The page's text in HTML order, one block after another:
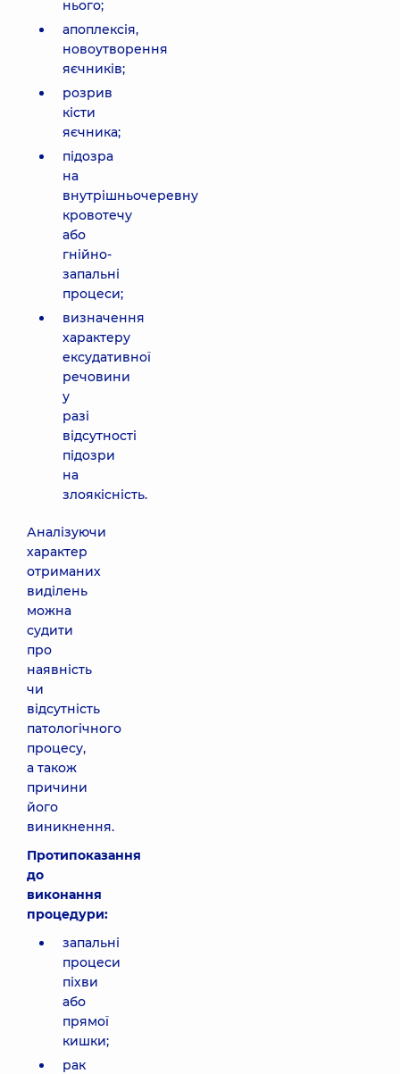
нього;
апоплексія,
новоутворення
яєчників;
розрив
кісти
яєчника;
підозра
на
внутрішньочеревну
кровотечу
або
гнійно-
запальні
процеси;
визначення
характеру
ексудативної
речовини
у
разі
відсутності
підозри
на
злоякісність.
Аналізуючи
характер
отриманих
виділень
можна
судити
про
наявність
чи
відсутність
патологічного
процесу,
а також
причини
його
виникнення.
Протипоказання
до
виконання
процедури:
запальні
процеси
піхви
або
прямої
кишки;
рак